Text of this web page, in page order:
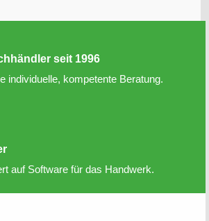
seit 1996
individuelle, kompetente Beratung.
auf Software für das Handwerk.